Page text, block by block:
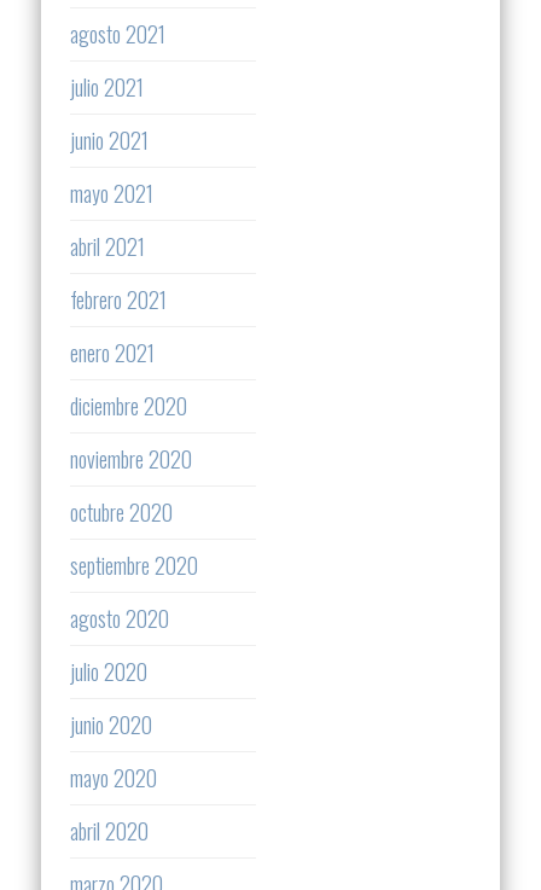
agosto 2021
julio 2021
junio 2021
mayo 2021
abril 2021
febrero 2021
enero 2021
diciembre 2020
noviembre 2020
octubre 2020
septiembre 2020
agosto 2020
julio 2020
junio 2020
mayo 2020
abril 2020